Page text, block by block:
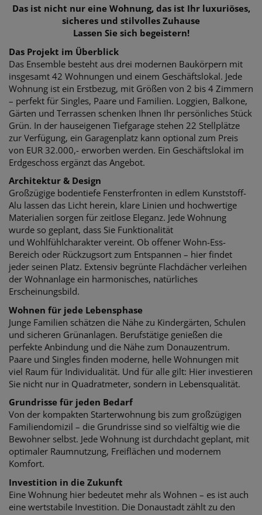
Das ist nicht nur eine Wohnung, das ist Ihr luxuriöses,
sicheres und stilvolles Zuhause
Lassen Sie sich begeistern!
Das Projekt im Überblick
Das Ensemble besteht aus drei modernen Baukörpern mit
insgesamt 42 Wohnungen und einem Geschäftslokal. Jede
Wohnung ist ein Erstbezug, mit Größen von 2 bis 4 Zimmern
– perfekt für Singles, Paare und Familien. Loggien, Balkone,
Gärten und Terrassen schenken Ihnen Ihr persönliches Stück
Grün. In der hauseigenen Tiefgarage stehen 22 Stellplätze
zur Verfügung, ein Garagenplatz kann optional zum Preis
von EUR 32.000,- erworben werden. Ein Geschäftslokal im
Erdgeschoss ergänzt das Angebot.
Architektur & Design
Großzügige bodentiefe Fensterfronten in edlem Kunststoff-
Alu lassen das Licht herein, klare Linien und hochwertige
Materialien sorgen für zeitlose Eleganz. Jede Wohnung
wurde so geplant, dass Sie Funktionalität
und Wohlfühlcharakter vereint. Ob offener Wohn-Ess-
Bereich oder Rückzugsort zum Entspannen – hier findet
jeder seinen Platz. Extensiv begrünte Flachdächer verleihen
der Wohnanlage ein harmonisches, natürliches
Erscheinungsbild.
Wohnen für jede Lebensphase
Junge Familien schätzen die Nähe zu Kindergärten, Schulen
und sicheren Grünanlagen. Berufstätige genießen die
perfekte Anbindung und die Nähe zum Donauzentrum.
Paare und Singles finden moderne, helle Wohnungen mit
viel Raum für Individualität. Und für alle gilt: Hier investieren
Sie nicht nur in Quadratmeter, sondern in Lebensqualität.
Grundrisse für jeden Bedarf
Von der kompakten Starterwohnung bis zum großzügigen
Familiendomizil – die Grundrisse sind so vielfältig wie die
Bewohner selbst. Jede Wohnung ist durchdacht geplant, mit
optimaler Raumnutzung, Freiflächen und modernem
Komfort.
Investition in die Zukunft
Eine Wohnung hier bedeutet mehr als Wohnen – es ist auch
eine wertstabile Investition. Die Donaustadt zählt zu den